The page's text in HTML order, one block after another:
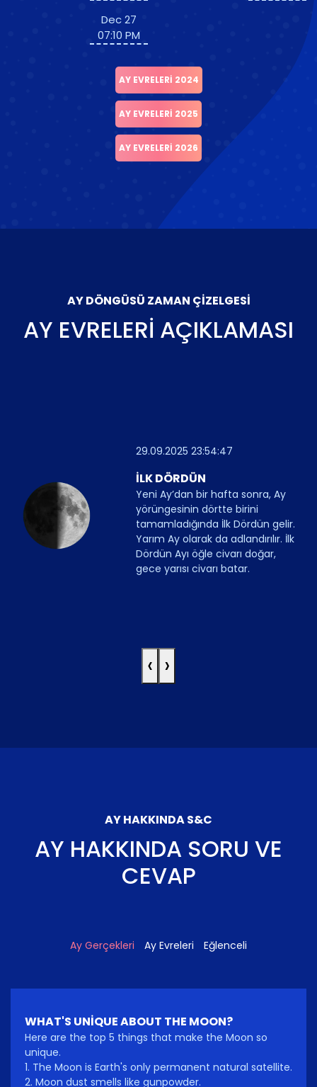
Dec 27
07:10 PM
AY EVRELERI 2024
AY EVRELERI 2025
AY EVRELERI 2026
AY DÖNGÜSÜ ZAMAN ÇIZELGESI
AY EVRELERI AÇIKLAMASI
29.09.2025 23:54:47
İLK DÖRDÜN
Yeni Ay’dan bir hafta sonra, Ay
yörüngesinin dörtte birini
tamamladığında İlk Dördün gelir.
Yarım Ay olarak da adlandırılır. İlk
Dördün Ayı öğle civarı doğar,
gece yarısı civarı batar.
‹ ›
AY HAKKINDA S&C
AY HAKKINDA SORU VE
CEVAP
Ay Gerçekleri Ay Evreleri Eğlenceli
WHAT'S UNIQUE ABOUT THE MOON?
Here are the top 5 things that make the Moon so
unique.
1. The Moon is Earth's only permanent natural satellite.
2. Moon dust smells like gunpowder.